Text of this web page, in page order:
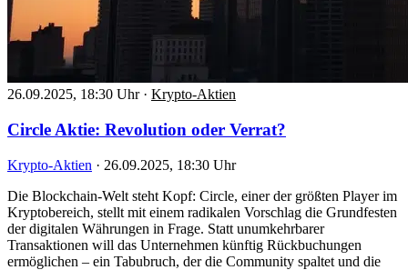
26.09.2025, 18:30 Uhr · Krypto-Aktien
Circle Aktie: Revolution oder Verrat?
Krypto-Aktien · 26.09.2025, 18:30 Uhr
Die Blockchain-Welt steht Kopf: Circle, einer der größten Player im
Kryptobereich, stellt mit einem radikalen Vorschlag die Grundfesten
der digitalen Währungen in Frage. Statt unumkehrbarer
Transaktionen will das Unternehmen künftig Rückbuchungen
ermöglichen – ein Tabubruch, der die Community spaltet und die